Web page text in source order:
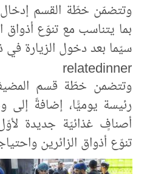
وتتضمّن خطّة القسم
بما يتناسب مع تنوّع أذواق
سيّما بعد دخول الزيارة في
relatedinner
وتتضمن خطّة قسم
رئيسة يوميًّا، إضافةً إلى
أصنافٍ غذائيّة جديدة
تنوّع أذواق الزائرين